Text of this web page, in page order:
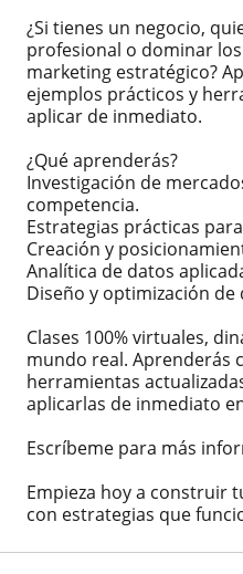
¿Si tienes un negocio,
profesional o dominar
marketing estratégico?
ejemplos prácticos y
aplicar de inmediato.
¿Qué aprenderás?
Investigación de
competencia.
Estrategias prácticas
Creación y
Analítica de datos
Diseño y optimización de
Clases 100% virtuales,
mundo real. Aprenderás
herramientas
aplicarlas de inmediato
Escríbeme para más
Empieza hoy a construir
con estrategias que